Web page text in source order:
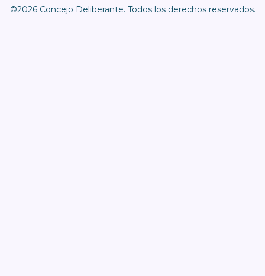
©2026 Concejo Deliberante. Todos los derechos reservados.